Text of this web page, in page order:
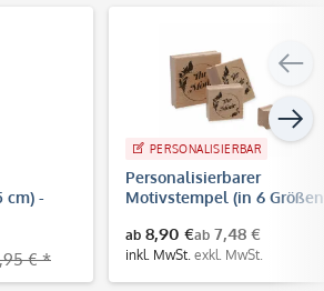
cm) -
€ *
PERSONALISIERBAR
Personalisierbarer
Motivstempel (in 6
ab 8,90 €
inkl. MwSt.
ab 7,48 €
exkl. MwSt.